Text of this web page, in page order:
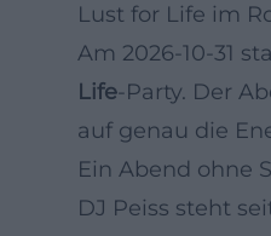
Lust for Life im
Am 2026-10-31
Life-Party. Der
auf genau die
Ein Abend ohne
DJ Peiss steht